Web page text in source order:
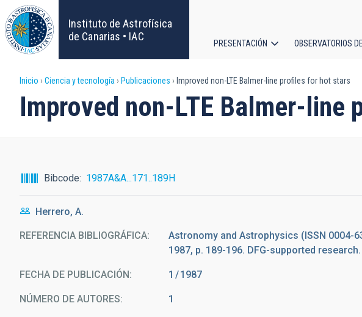
Pasar
al
contenido
principal
Instituto de Astrofísica
de Canarias • IAC
principal
PRESENTACIÓN OBSERVATORIOS
Sobrescribir
enlaces
ayuda
a
la
Inicio Ciencia y tecnología Publicaciones Improved non-LTE Balmer-line profiles for hot stars
Improved non-LTE Balmer-
Bibcode 1987A&A...171..189H
Herrero, A.
REFERENCIA BIBLIOGRÁFICA
Astronomy and Astrophysics (ISSN 0004-
1987, p. 189-196. DFG-supported research.
FECHA DE PUBLICACIÓN: 1 1987
NÚMERO DE AUTORES 1